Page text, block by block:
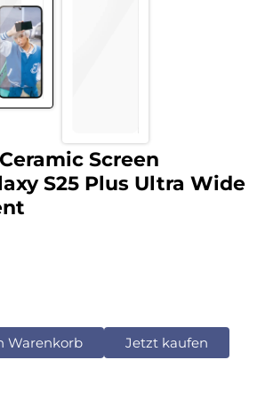
Screen
S25 Plus Ultra Wide
Warenkorb Jetzt kaufen